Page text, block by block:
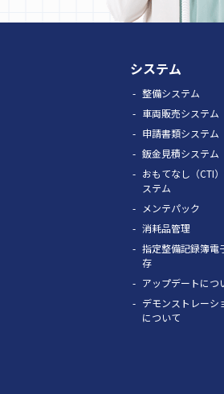
システム
整備システム
車両販売システム
申請書類システム
鈑金見積システム
おもてなし（CTI
ステム
メンテパック
消耗品管理
指定整備記録簿電
存
アップデートにつ
デモンストレーシ
について